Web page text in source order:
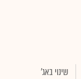
שינוי באג'